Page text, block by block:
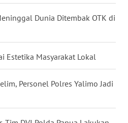
Dunia Ditembak OTK di
Estetika Masyarakat Lokal
Personel Polres Yalimo Jadi